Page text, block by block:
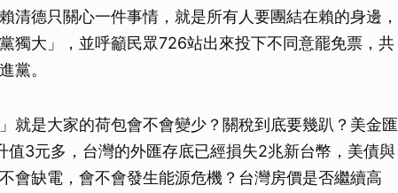
清德只關心一件事情，就是所有人要團結在賴的身邊，
獨大」，並呼籲民眾726站出來投下不同意罷免票，共
黨。
就是大家的荷包會不會變少？關稅到底要幾趴？美金匯
值3元多，台灣的外匯存底已經損失2兆新台幣，美債與
會缺電，會不會發生能源危機？台灣房價是否繼續高